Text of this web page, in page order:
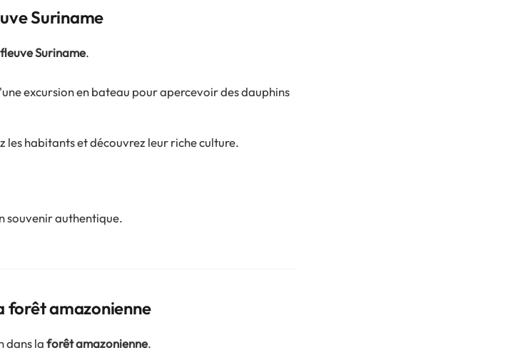
Suriname
fleuve Suriname.
excursion en bateau pour apercevoir des dauphins
les habitants et découvrez leur riche culture.
souvenir authentique.
forêt amazonienne
dans laforêt amazonienne.